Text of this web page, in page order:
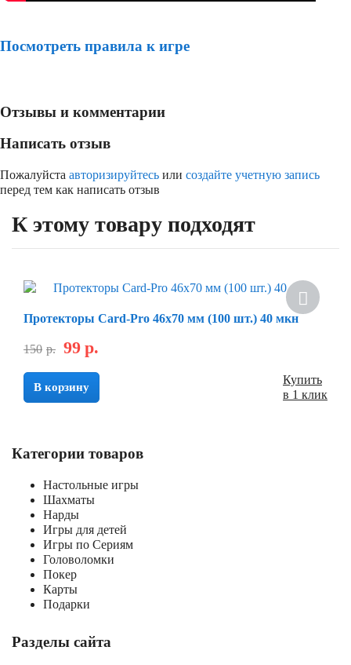
Посмотреть правила к игре
Отзывы и комментарии
Написать отзыв
Пожалуйста авторизируйтесь или создайте учетную запись
перед тем как написать отзыв
К этому товару подходят
Протекторы Card-Pro 46x70 мм (100 шт.) 40 мкн
150 р. 99 р.
В корзину
Купить
в 1 клик
Категории товаров
Настольные игры
Шахматы
Нарды
Игры для детей
Игры по Сериям
Головоломки
Покер
Карты
Подарки
Разделы сайта